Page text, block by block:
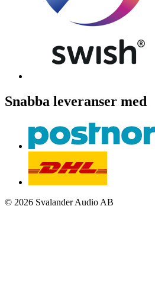
Snabba leveranser med
© 2026 Svalander Audio AB